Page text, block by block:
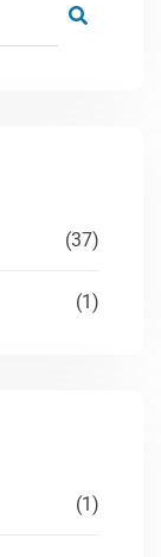
(37)
(1)
(1)